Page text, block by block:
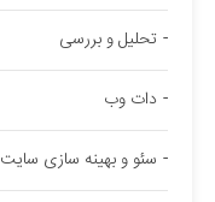
تحلیل و بررسی
دات وب
سئو و بهینه سازی سایت